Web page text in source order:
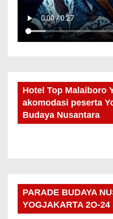
Hotel Top Malaiboro
akomodasi peserta
Budaya Nusantara
PARADE BUDAYA
YOGJAKARTA 2O-